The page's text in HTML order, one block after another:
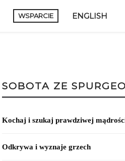
WSPARCIE ENGLISH
SOBOTA ZE
Kochaj i szukaj prawdziwej
Odkrywa i wyznaje grzech